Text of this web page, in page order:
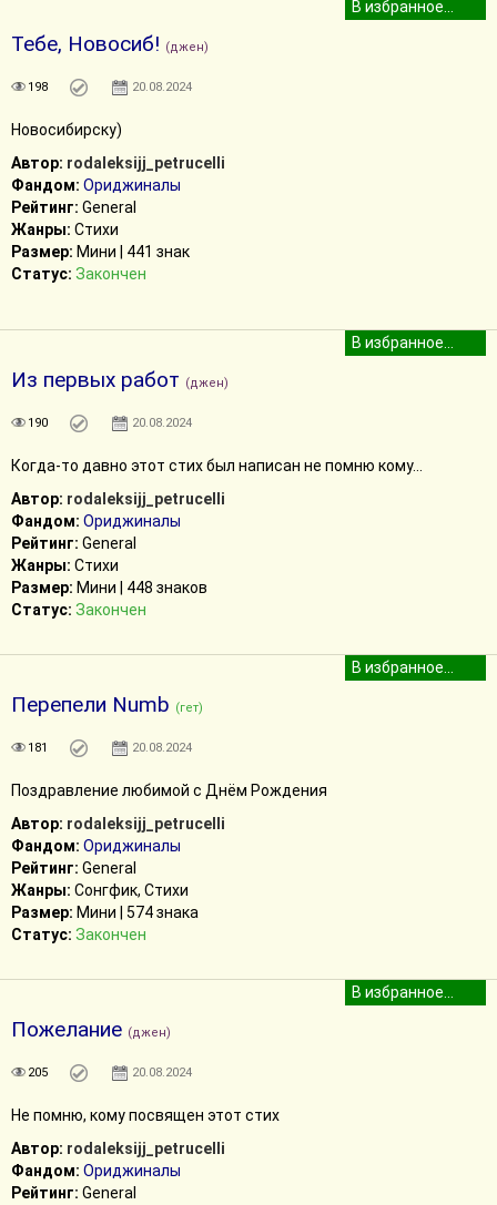
Тебе, Новосиб! (джен)
198 20.08.2024
Новосибирску)
Автор: rodaleksijj_petrucelli
Фандом: Ориджиналы
Рейтинг: General
Жанры: Стихи
Размер: Мини | 441 знак
Статус: Закончен
Из первых работ (джен)
190 20.08.2024
Когда-то давно этот стих был написан не помню кому...
Автор: rodaleksijj_petrucelli
Фандом: Ориджиналы
Рейтинг: General
Жанры: Стихи
Размер: Мини | 448 знаков
Статус: Закончен
Перепели Numb (гет)
181 20.08.2024
Поздравление любимой с Днём Рождения
Автор: rodaleksijj_petrucelli
Фандом: Ориджиналы
Рейтинг: General
Жанры: Сонгфик, Стихи
Размер: Мини | 574 знака
Статус: Закончен
Пожелание (джен)
205 20.08.2024
Не помню, кому посвящен этот стих
Автор: rodaleksijj_petrucelli
Фандом: Ориджиналы
Рейтинг: General